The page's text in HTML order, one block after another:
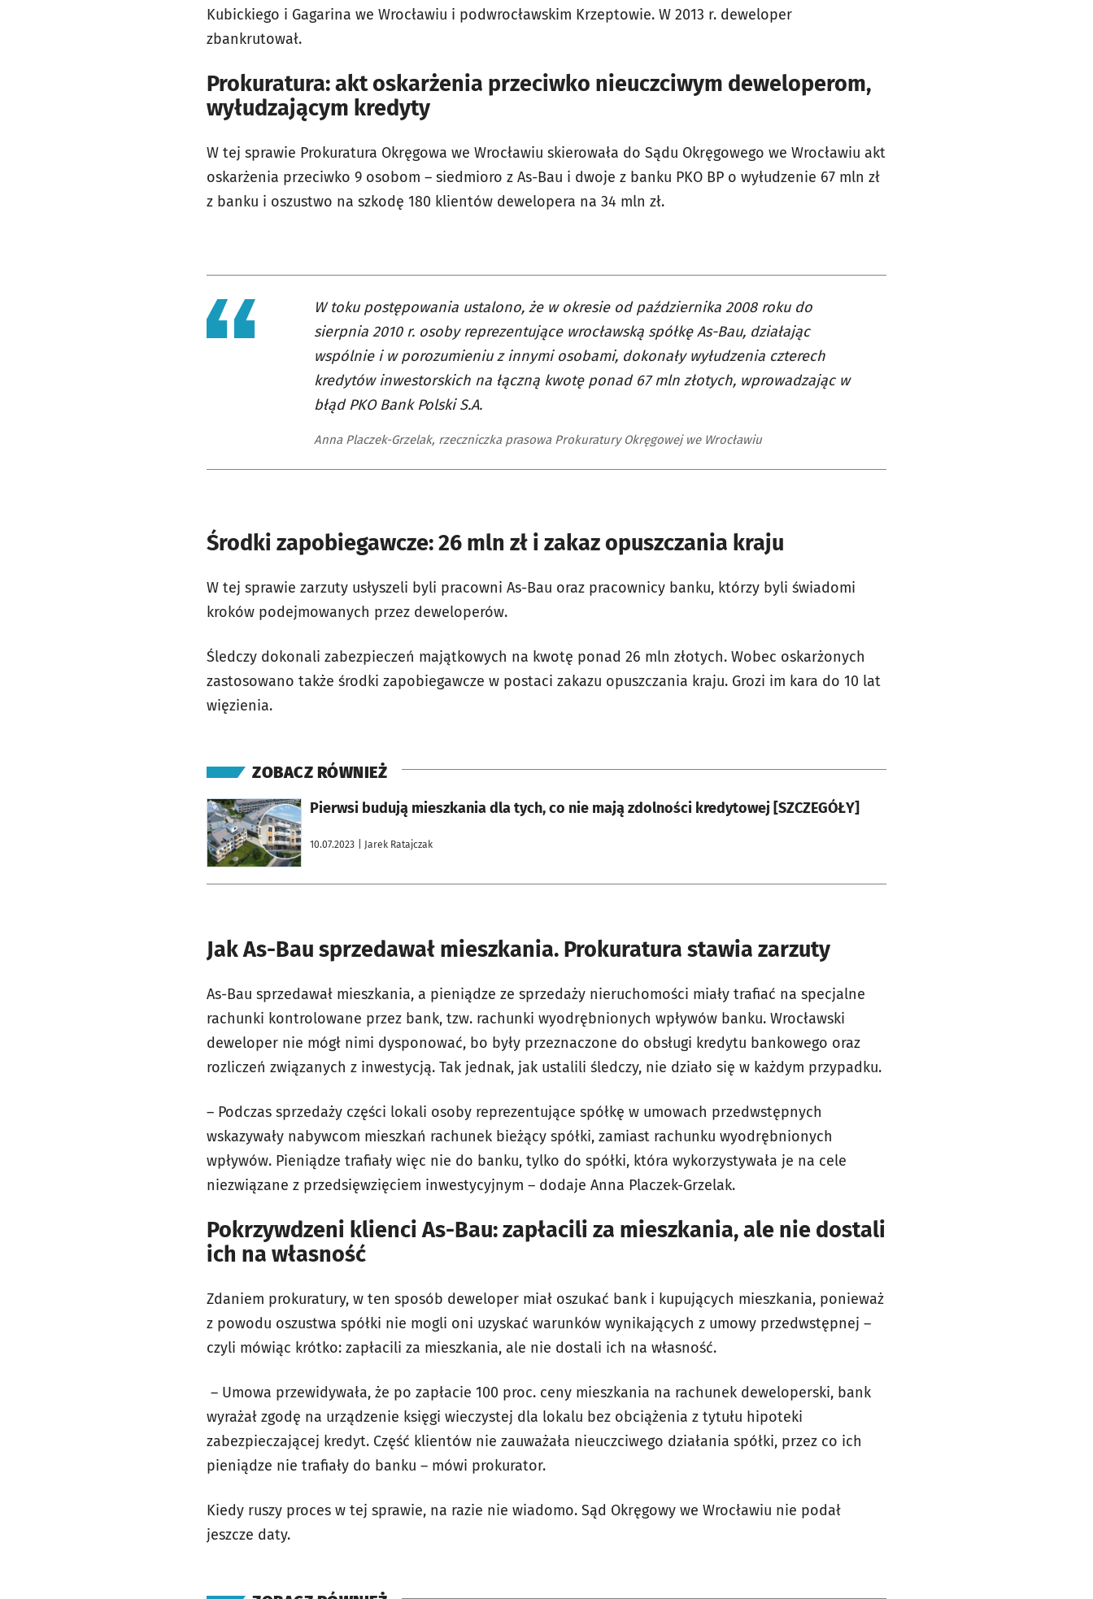
Kubickiego i Gagarina we Wrocławiu i podwrocławskim Krzeptowie. W 2013 r. deweloper
zbankrutował.
Prokuratura: akt oskarżenia przeciwko nieuczciwym deweloperom,
wyłudzającym kredyty
W tej sprawie Prokuratura Okręgowa we Wrocławiu skierowała do Sądu Okręgowego we Wrocławiu akt
oskarżenia przeciwko 9 osobom – siedmioro z As-Bau i dwoje z banku PKO BP o wyłudzenie 67 mln zł
z banku i oszustwo na szkodę 180 klientów dewelopera na 34 mln zł.
W toku postępowania ustalono, że w okresie od października 2008 roku do
sierpnia 2010 r. osoby reprezentujące wrocławską spółkę As-Bau, działając
wspólnie i w porozumieniu z innymi osobami, dokonały wyłudzenia czterech
kredytów inwestorskich na łączną kwotę ponad 67 mln złotych, wprowadzając w
błąd PKO Bank Polski S.A.
Anna Placzek-Grzelak, rzeczniczka prasowa Prokuratury Okręgowej we Wrocławiu
Środki zapobiegawcze: 26 mln zł i zakaz opuszczania kraju
W tej sprawie zarzuty usłyszeli byli pracowni As-Bau oraz pracownicy banku, którzy byli świadomi
kroków podejmowanych przez deweloperów.
Śledczy dokonali zabezpieczeń majątkowych na kwotę ponad 26 mln złotych. Wobec oskarżonych
zastosowano także środki zapobiegawcze w postaci zakazu opuszczania kraju. Grozi im kara do 10 lat
więzienia.
ZOBACZ RÓWNIEŻ
Pierwsi budują mieszkania dla tych, co nie mają zdolności kredytowej [SZCZEGÓŁY]
10.07.2023 | Jarek Ratajczak
otworzy się w nowej karcie
Jak As-Bau sprzedawał mieszkania. Prokuratura stawia zarzuty
As-Bau sprzedawał mieszkania, a pieniądze ze sprzedaży nieruchomości miały trafiać na specjalne
rachunki kontrolowane przez bank, tzw. rachunki wyodrębnionych wpływów banku. Wrocławski
deweloper nie mógł nimi dysponować, bo były przeznaczone do obsługi kredytu bankowego oraz
rozliczeń związanych z inwestycją. Tak jednak, jak ustalili śledczy, nie działo się w każdym przypadku.
– Podczas sprzedaży części lokali osoby reprezentujące spółkę w umowach przedwstępnych
wskazywały nabywcom mieszkań rachunek bieżący spółki, zamiast rachunku wyodrębnionych
wpływów. Pieniądze trafiały więc nie do banku, tylko do spółki, która wykorzystywała je na cele
niezwiązane z przedsięwzięciem inwestycyjnym – dodaje Anna Placzek-Grzelak.
Pokrzywdzeni klienci As-Bau: zapłacili za mieszkania, ale nie dostali
ich na własność
Zdaniem prokuratury, w ten sposób deweloper miał oszukać bank i kupujących mieszkania, ponieważ
z powodu oszustwa spółki nie mogli oni uzyskać warunków wynikających z umowy przedwstępnej –
czyli mówiąc krótko: zapłacili za mieszkania, ale nie dostali ich na własność.
– Umowa przewidywała, że po zapłacie 100 proc. ceny mieszkania na rachunek deweloperski, bank
wyrażał zgodę na urządzenie księgi wieczystej dla lokalu bez obciążenia z tytułu hipoteki
zabezpieczającej kredyt. Część klientów nie zauważała nieuczciwego działania spółki, przez co ich
pieniądze nie trafiały do banku – mówi prokurator.
Kiedy ruszy proces w tej sprawie, na razie nie wiadomo. Sąd Okręgowy we Wrocławiu nie podał
jeszcze daty.